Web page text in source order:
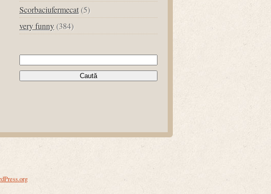
Scorbaciufermecat(5)
very funny (384)
Caută
după: